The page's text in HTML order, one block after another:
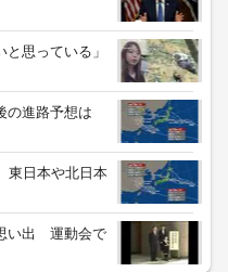
と思っている」
の進路予想は
東日本や北日本
い出 運動会で